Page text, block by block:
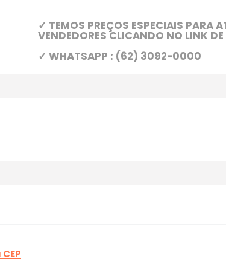
✓ TEMOS PREÇOS ESPECIAIS PARA
VENDEDORES CLICANDO NO LINK
✓ WHATSAPP : (62) 3092-0000